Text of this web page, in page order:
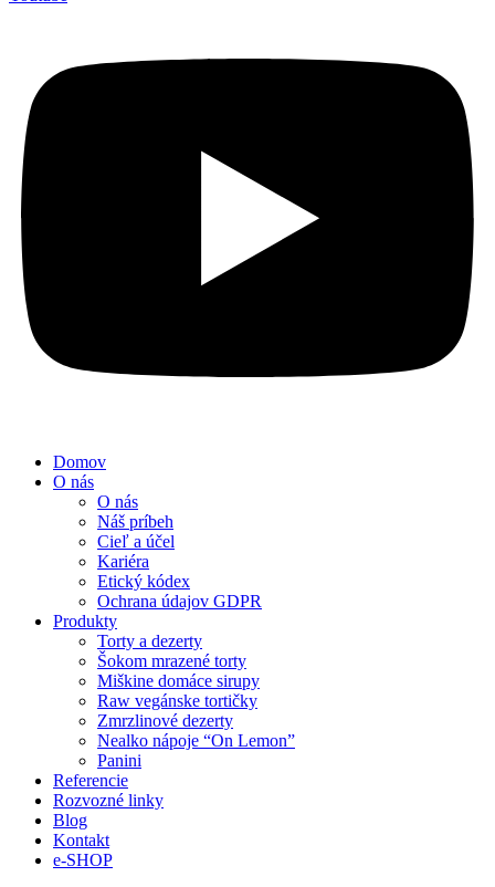
Domov
O nás
O nás
Náš príbeh
Cieľ a účel
Kariéra
Etický kódex
Ochrana údajov GDPR
Produkty
Torty a dezerty
Šokom mrazené torty
Miškine domáce sirupy
Raw vegánske tortičky
Zmrzlinové dezerty
Nealko nápoje “On Lemon”
Panini
Referencie
Rozvozné linky
Blog
Kontakt
e-SHOP